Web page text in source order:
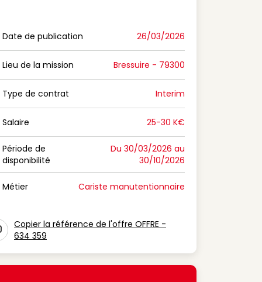
Date de publication
Date de publication 26/03/2026
Lieu de la mission
Lieu de la mission Bressuire - 79300
Type de contrat
Type de contrat Interim
Salaire
Salaire 25-30 K€
Période de disponibilité
Période de
disponibilité
Du 30/03/2026 au
30/10/2026
Métier Cariste manutentionnaire
copy to clipboard
Copier la référence de l'offre OFFRE -
634 359